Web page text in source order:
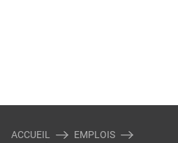
ACCUEIL
EMPLOIS